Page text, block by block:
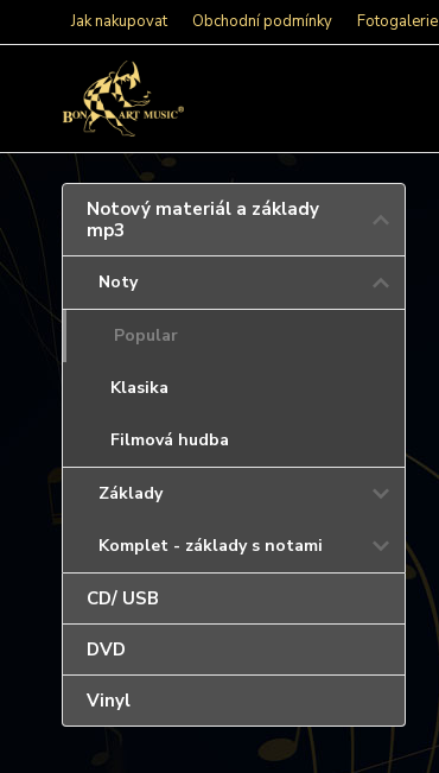
Jak nakupovat Obchodní podmínky Fotogalerie
Notový materiál a základy
mp3
Noty
Popular
Klasika
Filmová hudba
Základy
Komplet - základy s notami
CD/ USB
DVD
Vinyl